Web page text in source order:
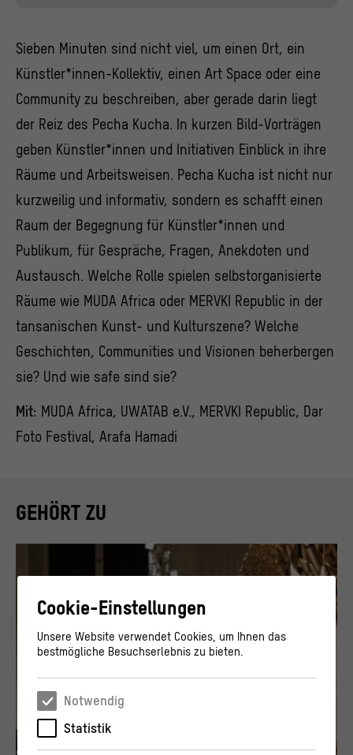
Sieben Minuten sind nicht viel, um einen Ort, ein
Künstler*innen-Kollektiv, einen Art Space oder eine
Community zu beschreiben, aber gerade darin liegt
der Reiz des Pecha Kucha. In kurzen Bild-Vorträgen
geben Künstler*innen und Initiativen Einblick in ihre
Räume und Arbeitsweisen. Pecha Kucha ist nicht nur
kurzweilig und informativ, sondern es schafft einen
Raum der Begegnung für Künstler*innen und
Publikum, für Gespräche, Fragen, Anekdoten und
Austausch. Welche Rolle spielen selbstorganisierte
Räume wie MUDA Africa oder MERVKI Republic in der
tansanischen Kunst- und Kulturszene? Welche
Geschichten, Communities und Visionen beherbergen
sie? Und wie safe sind sie?
Mit: MUDA Africa, UWATAB e.V., MERVKI Republic, Dar
Foto Festival, Arafa Hamadi
GEHÖRT ZU
Cookie-Einstellungen
Unsere Website verwendet Cookies, um Ihnen das
bestmögliche Besuchserlebnis zu bieten.
Notwendig
Statistik